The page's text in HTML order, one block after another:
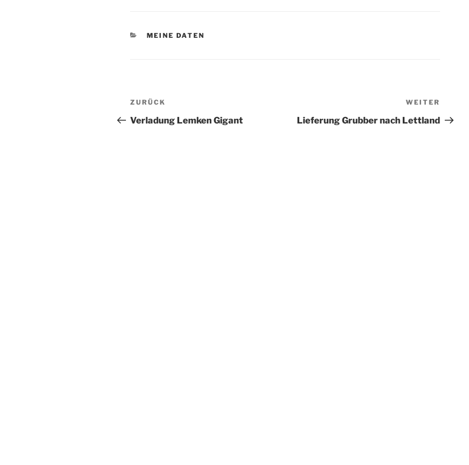
KATEGORIEN
MEINE DATEN
Beitragsnavigation
Vorheriger
Beitrag
ZURÜCK
Verladung Lemken Gigant
Beitrag
WEITER
Lieferung Grubber nach Lettland